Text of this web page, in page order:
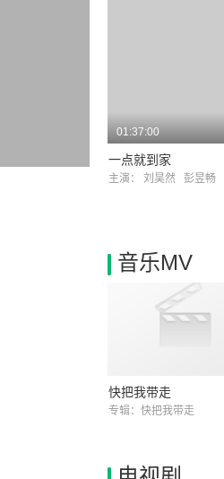
01:37:00
一点就到家
主演： 刘昊然 彭昱畅
音乐MV
快把我带走
专辑：快把我带走